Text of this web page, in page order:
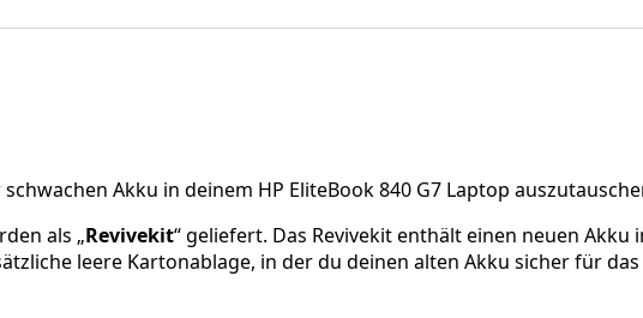
Akku in deinem HP EliteBook 840 G7 Laptop
als „Revivekit“ geliefert. Das Revivekit enthält einen neuen Akku
leere Kartonablage, in der du deinen alten Akku sicher für das